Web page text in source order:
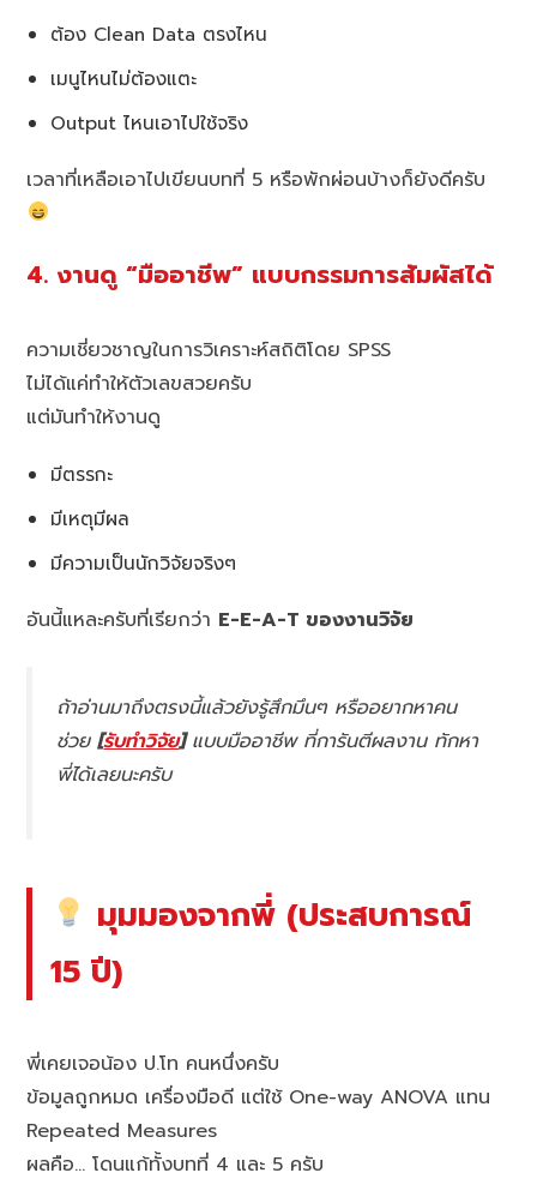
ต้อง Clean Data ตรงไหน
เมนูไหนไม่ต้องแตะ
Output ไหนเอาไปใช้จริง
เวลาที่เหลือเอาไปเขียนบทที่ 5 หรือพักผ่อนบ้างก็ยังดีครับ
4. งานดู “มืออาชีพ” แบบกรรมการสัมผัสได้
ความเชี่ยวชาญในการวิเคราะห์สถิติโดย SPSS
ไม่ได้แค่ทำให้ตัวเลขสวยครับ
แต่มันทำให้งานดู
มีตรรกะ
มีเหตุมีผล
มีความเป็นนักวิจัยจริงๆ
อันนี้แหละครับที่เรียกว่า E-E-A-T ของงานวิจัย
ถ้าอ่านมาถึงตรงนี้แล้วยังรู้สึกมึนๆ หรืออยากหาคน
ช่วย[รับทำวิจัย]แบบมืออาชีพ ที่การันตีผลงาน ทักหา
พี่ได้เลยนะครับ
มุมมองจากพี่ (ประสบการณ์
15 ปี)
พี่เคยเจอน้อง ป.โท คนหนึ่งครับ
ข้อมูลถูกหมด เครื่องมือดี แต่ใช้ One-way ANOVA แทน
Repeated Measures
ผลคือ… โดนแก้ทั้งบทที่ 4 และ 5 ครับ